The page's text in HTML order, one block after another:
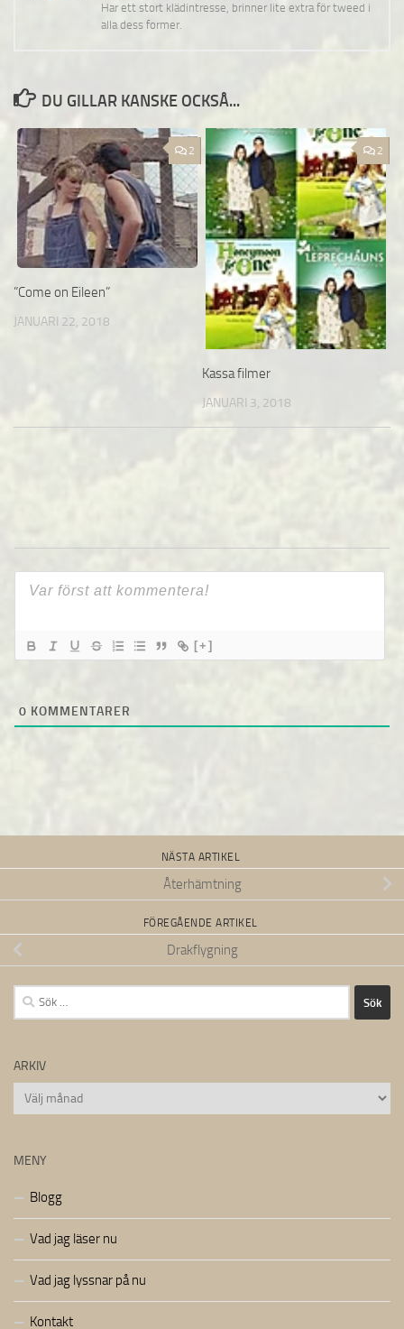
Har ett stort klädintresse, brinner lite extra för tweed i
alla dess former.
DU GILLAR KANSKE OCKSÅ...
2
”Come on Eileen”
JANUARI 22, 2018
2
Kassa filmer
JANUARI 3, 2018
[+]
0 KOMMENTARER
NÄSTA ARTIKEL
Återhämtning
FÖREGÅENDE ARTIKEL
Drakflygning
Sök
efter:
ARKIV
Arkiv
MENY
Blogg
Vad jag läser nu
Vad jag lyssnar på nu
Kontakt